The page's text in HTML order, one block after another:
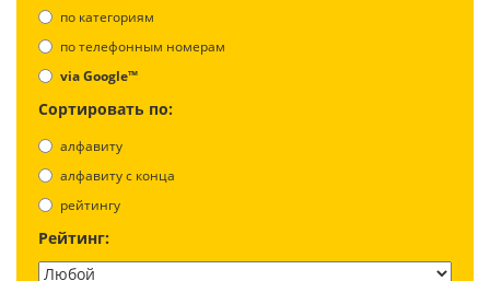
по категориям
по телефонным номерам
via Google™
Сортировать по:
алфавиту
aлфавиту с конца
рейтингу
Рейтинг: